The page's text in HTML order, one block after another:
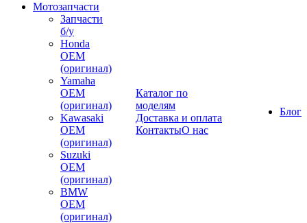
Мотозапчасти
Запчасти
б/у
Honda
OEM
(оригинал)
Yamaha
OEM
(оригинал)
Kawasaki
OEM
(оригинал)
Suzuki
OEM
(оригинал)
BMW
OEM
(оригинал)
Каталог по
моделям
Доставка и оплата
КонтактыО нас
Блог